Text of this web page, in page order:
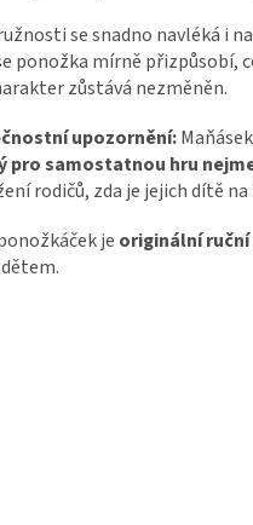
se snadno navléká i
ponožka mírně přizpůsobí,
zůstává nezměněn.
upozornění:
pro samostatnou hru
rodičů, zda je jejich dítě
je originální